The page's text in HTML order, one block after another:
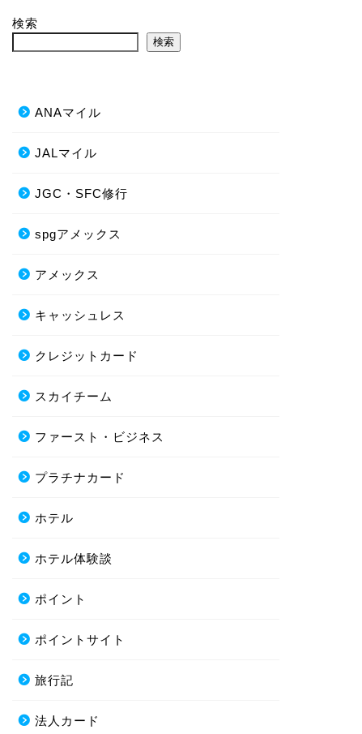
検索
検索
ANAマイル
JALマイル
JGC・SFC修行
spgアメックス
アメックス
キャッシュレス
クレジットカード
スカイチーム
ファースト・ビジネス
プラチナカード
ホテル
ホテル体験談
ポイント
ポイントサイト
旅行記
法人カード